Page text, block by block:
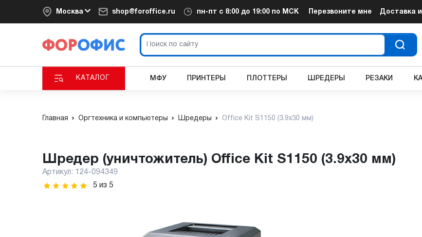
Москва shop@foroffice.ru пн-пт с 8:00 до 19:00 по МСК Перезвоните мне Доставка
КАТАЛОГ МФУ ПРИНТЕРЫ ПЛОТТЕРЫ ШРЕДЕРЫ РЕЗАКИ
Главная Оргтехника и компьютеры Шредеры Office Kit S1150 (3.9x30 мм)
Шредер (уничтожитель) Office Kit S1150 (3.9x30 мм)
Артикул:
124-094349
5 из 5